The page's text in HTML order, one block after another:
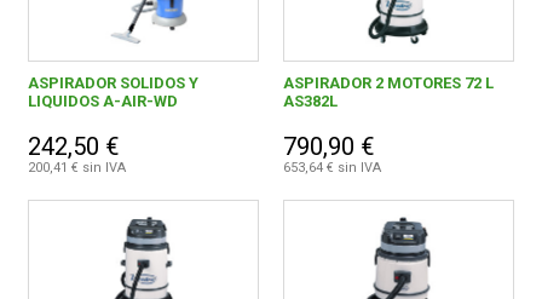
ASPIRADOR SOLIDOS Y
LIQUIDOS A-AIR-WD
242,50 €
200,41 € sin IVA
ASPIRADOR 2 MOTORES 72 L
AS382L
790,90 €
653,64 € sin IVA